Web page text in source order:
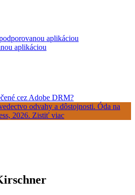
aplikáciou
aplikáciou
cez Adobe DRM?